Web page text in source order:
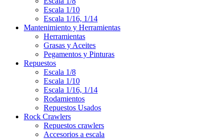
Escala 1/10
Escala 1/16, 1/14
Mantenimiento y Herramientas
Herramientas
Grasas y Aceites
Pegamentos y Pinturas
Repuestos
Escala 1/8
Escala 1/10
Escala 1/16, 1/14
Rodamientos
Repuestos Usados
Rock Crawlers
Repuestos crawlers
Accesorios a escala